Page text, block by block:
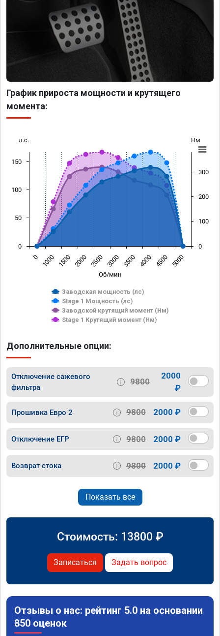
График прироста мощности и крутящего
момента:
Об/мин
л.с. Нм
Заводская мощность (лс)
Stage 1 Мощность (лс)
Заводской крутящий момент (Нм)
Stage 1 Крутящий момент (Нм)
0 1000 1500 2000 2500 3000 3500 4000 4500 5000
0
50
100
150
0
100
200
300
Дополнительные опции:
Отключение сажевого
фильтра
9800
2000
₽
Прошивка Евро 2 9800 2000 ₽
Отключение ЕГР 9800 2000 ₽
Возврат стока 9800 2000 ₽
Показать все
Стоимость: 13800 ₽
Записаться Задать вопрос
Отзывы о нас: рейтинг 5.0 на основании
850 оценок